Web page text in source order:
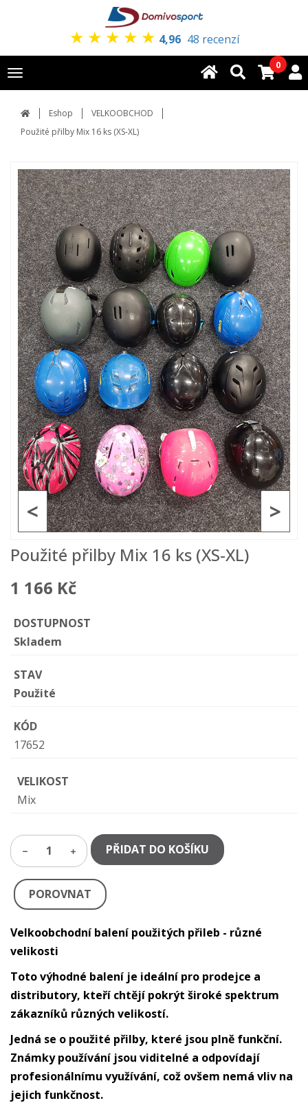
★ ★ ★ ★ ★ 4,96 48 recenzí
Toggle
navigation
0
Eshop
VELKOOBCHOD
Použité přilby Mix 16 ks (XS-XL)
>
<
Použité přilby Mix 16 ks (XS-XL)
1 166 Kč
DOSTUPNOST
Skladem
STAV
Použité
KÓD
17652
VELIKOST
Mix
1 PŘIDAT DO KOŠÍKU
POROVNAT
Velkoobchodní balení použitých přileb - různé
velikosti
Toto výhodné balení je ideální pro prodejce a
distributory, kteří chtějí pokrýt široké spektrum
zákazníků různých velikostí.
Jedná se o použité přilby, které jsou plně funkční.
Známky používání jsou viditelné a odpovídají
profesionálnímu využívání, což ovšem nemá vliv na
jejich funkčnost.